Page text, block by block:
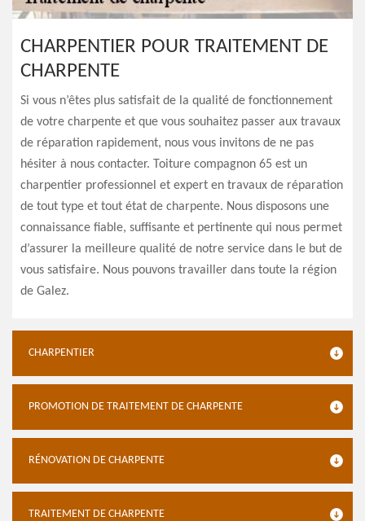
CHARPENTIER POUR TRAITEMENT DE
CHARPENTE
Si vous n’êtes plus satisfait de la qualité de fonctionnement
de votre charpente et que vous souhaitez passer aux travaux
de réparation rapidement, nous vous invitons de ne pas
hésiter à nous contacter. Toiture compagnon 65 est un
charpentier professionnel et expert en travaux de réparation
de tout type et tout état de charpente. Nous disposons une
connaissance fiable, suffisante et pertinente qui nous permet
d’assurer la meilleure qualité de notre service dans le but de
vous satisfaire. Nous pouvons travailler dans toute la région
de Galez.
CHARPENTIER
PROMOTION DE TRAITEMENT DE CHARPENTE
RÉNOVATION DE CHARPENTE
TRAITEMENT DE CHARPENTE